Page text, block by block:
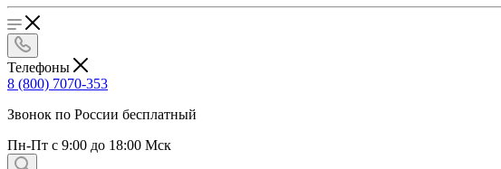
Телефоны
8 (800) 7070-353
Звонок по России бесплатный
Пн-Пт с 9:00 до 18:00 Мск